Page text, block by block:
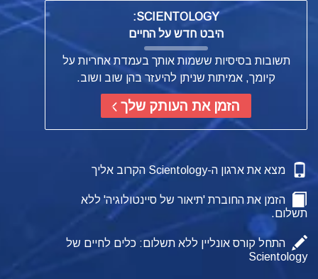
SCIENTOLOGY:
היבט חדש על החיים
תשובות בסיסיות ששמות אותך בעמדת אחריות על
קיומך, אמיתות שניתן להיעזר בהן שוב ושוב.
הזמן את העותק שלך
מצא את ארגון ה-Scientology הקרוב אליך
הזמן את החוברת 'תיאור של סיינטולוגיה' ללא
תשלום.
התחל קורס אונליין ללא תשלום: כלים לחיים של
Scientology